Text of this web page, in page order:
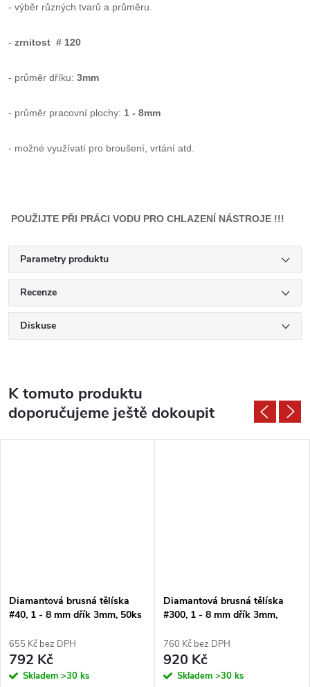
- výběr různých tvarů a průměru.
- zrnitost # 120
- průměr dříku: 3mm
- průměr pracovní plochy: 1 - 8mm
- možné využívatí pro broušení, vrtání atd.
POUŽIJTE PŘI PRÁCI VODU PRO CHLAZENÍ NÁSTROJE !!!
Parametry produktu
Recenze
Diskuse
K tomuto produktu
doporučujeme ještě dokoupit
Diamantová brusná tělíska
#40, 1 - 8 mm dřík 3mm, 50ks
655 Kč bez DPH
792 Kč
Skladem >30 ks
Diamantová brusná tělíska
#300, 1 - 8 mm dřík 3mm,
760 Kč bez DPH
920 Kč
Skladem >30 ks